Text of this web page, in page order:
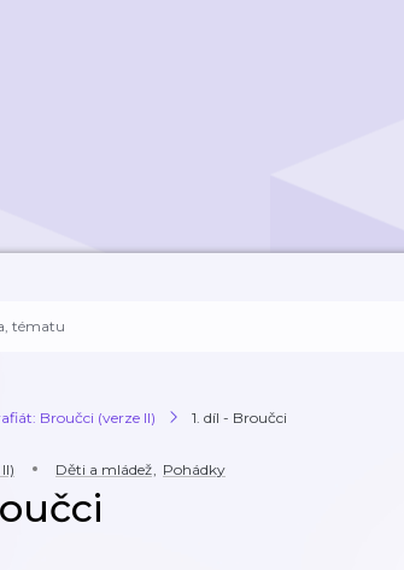
Broučci (verze II) 1. díl - Broučci
Děti a mládež, Pohádky